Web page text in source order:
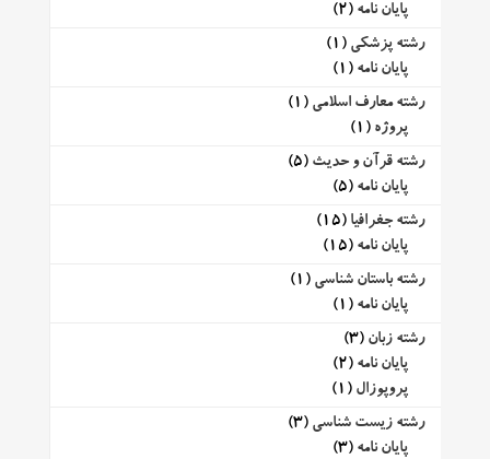
پایان نامه (2)
رشته پزشکی (1)
پایان نامه (1)
رشته معارف اسلامی (1)
پروژه (1)
رشته قرآن و حدیث (5)
پایان نامه (5)
رشته جغرافیا (15)
پایان نامه (15)
رشته باستان شناسی (1)
پایان نامه (1)
رشته زبان (3)
پایان نامه (2)
پروپوزال (1)
رشته زیست شناسی (3)
پایان نامه (3)